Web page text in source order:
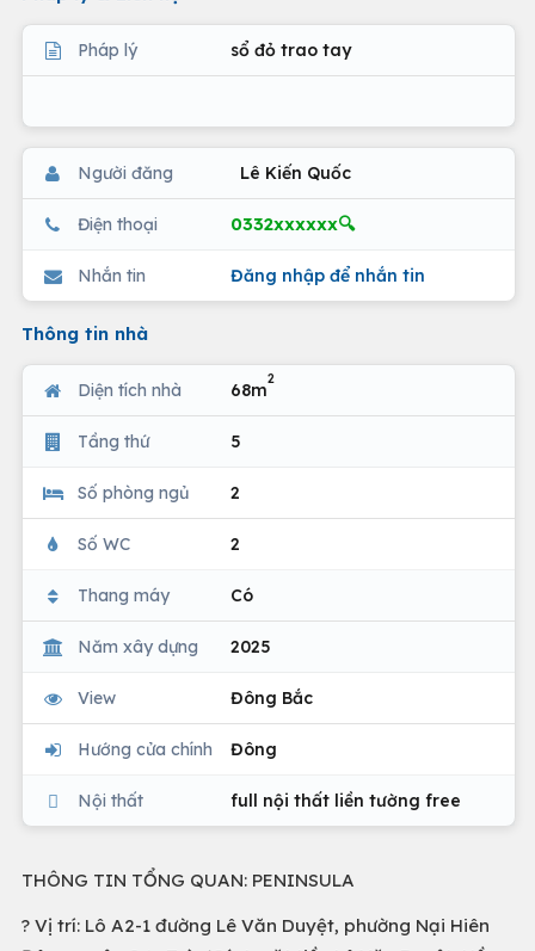
Pháp lý sổ đỏ trao tay
Người đăng Lê Kiến Quốc
Điện thoại 0332xxxxxx🔍
Nhắn tin Đăng nhập để nhắn tin
Thông tin nhà
Diện tích nhà 68m
2
Tầng thứ 5
Số phòng ngủ 2
Số WC 2
Thang máy Có
Năm xây dựng 2025
View Đông Bắc
Hướng cửa chính Đông
Nội thất full nội thất liền tường free
THÔNG TIN TỔNG QUAN: PENINSULA
? Vị trí: Lô A2-1 đường Lê Văn Duyệt, phường Nại Hiên